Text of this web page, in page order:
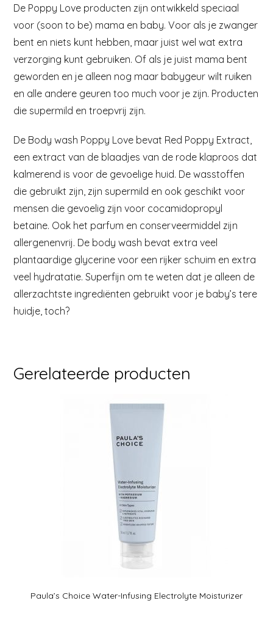
De Poppy Love producten zijn ontwikkeld speciaal
voor (soon to be) mama en baby. Voor als je zwanger
bent en niets kunt hebben, maar juist wel wat extra
verzorging kunt gebruiken. Of als je juist mama bent
geworden en je alleen nog maar babygeur wilt ruiken
en alle andere geuren too much voor je zijn. Producten
die supermild en troepvrij zijn.
De Body wash Poppy Love bevat Red Poppy Extract,
een extract van de blaadjes van de rode klaproos dat
kalmerend is voor de gevoelige huid. De wasstoffen
die gebruikt zijn, zijn supermild en ook geschikt voor
mensen die gevoelig zijn voor cocamidopropyl
betaine. Ook het parfum en conserveermiddel zijn
allergenenvrij. De body wash bevat extra veel
plantaardige glycerine voor een rijker schuim en extra
veel hydratatie. Superfijn om te weten dat je alleen de
allerzachtste ingrediënten gebruikt voor je baby’s tere
huidje, toch?
Gerelateerde producten
Paula’s Choice Water-Infusing Electrolyte Moisturizer